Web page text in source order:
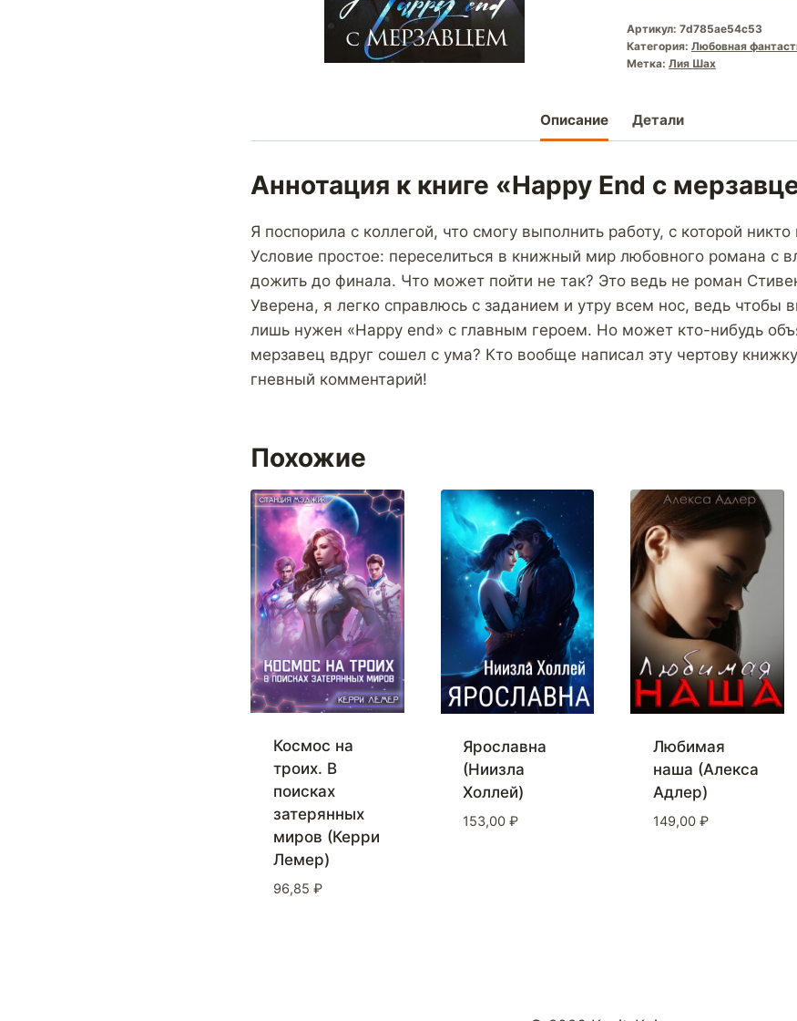
Артикул: 7d785ae54c53
Категория: Любовная
Метка: Лия Шах
Описание Детали
Аннотация к книге «Happy End с
Я поспорила с коллегой, что смогу выполнить работу, с которой никто
Условие простое: переселиться в книжный мир любовного романа с
дожить до финала. Что может пойти не так? Это ведь не роман
Уверена, я легко справлюсь с заданием и утру всем нос, ведь чтобы
лишь нужен «Happy end» с главным героем. Но может кто-нибудь
мерзавец вдруг сошел с ума? Кто вообще написал эту чертову
гневный комментарий!
Похожие
Космос на
троих. В
поисках
затерянных
миров (Керри
Лемер)
96,85 ₽
Ярославна
(Ниизла
Холлей)
153,00 ₽
Любимая
наша (Алекса
Адлер)
149,00 ₽